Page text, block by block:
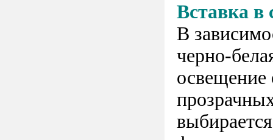
Вставка в
В
черно-
освещение